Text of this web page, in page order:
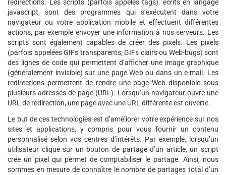
redirections. Les scripts (parfois appelés tags), écrits en langage
javascript, sont des programmes qui s’exécutent dans votre
navigateur ou votre application mobile et effectuent différentes
actions, par exemple envoyer une information à nos serveurs. Les
scripts sont également capables de créer des pixels. Les pixels
(parfois appelées GIFs transparents, GIFs clairs ou Web-bugs) sont
des lignes de code qui permettent d’afficher une image graphique
(généralement invisible) sur une page Web ou dans un e-mail. Les
redirections permettent de rendre une page Web disponible sous
plusieurs adresses de page (URL). Lorsqu’un navigateur ouvre une
URL de redirection, une page avec une URL différente est ouverte.
Le but de ces technologies est d’améliorer votre expérience sur nos
sites et applications, y compris pour vous fournir un contenu
personnalisé selon vos centres d’intérêts. Par exemple, lorsqu’un
utilisateur clique sur un bouton de partage d’un article, un script
crée un pixel qui permet de comptabiliser le partage. Ainsi, nous
sommes en mesure de connaître le nombre de partages total d’un